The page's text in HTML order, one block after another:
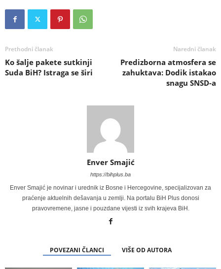
Prethodni članak
Ko šalje pakete sutkinji
Suda BiH? Istraga se širi
Naredni članak
Predizborna atmosfera se
zahuktava: Dodik istakao
snagu SNSD-a
Enver Smajić
https://bihplus.ba
Enver Smajić je novinar i urednik iz Bosne i Hercegovine, specijalizovan za
praćenje aktuelnih dešavanja u zemlji. Na portalu BiH Plus donosi
pravovremene, jasne i pouzdane vijesti iz svih krajeva BiH.
POVEZANI ČLANCI VIŠE OD AUTORA